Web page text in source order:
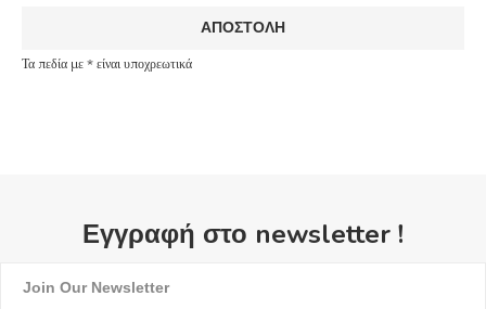
Τα πεδία με * είναι υποχρεωτικά
Εγγραφή στο newsletter !
Join Our Newsletter